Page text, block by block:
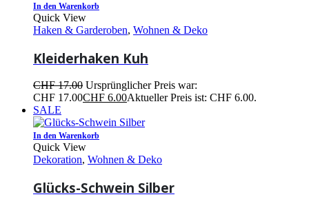
In den Warenkorb
Quick View
Haken & Garderoben, Wohnen & Deko
Kleiderhaken Kuh
CHF17.00 Ursprünglicher Preis war:
CHF 17.00CHF 6.00Aktueller Preis ist: CHF 6.00.
SALE
In den Warenkorb
Quick View
Dekoration, Wohnen & Deko
Glücks-Schwein Silber